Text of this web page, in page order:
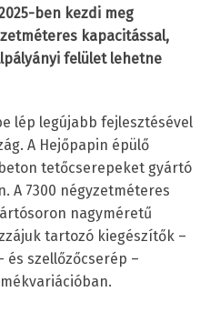
ben kezdi meg
kapacitással,
felület lehetne
lép legújabb fejlesztésével
A Hejőpapin épülő
tetőcserepeket gyártó
A 7300 négyzetméteres
nagyméretű
tartozó kiegészítők –
és szellőzőcserép –